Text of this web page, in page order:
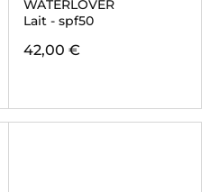
WATERLOVER
Lait - spf50
42,00 €